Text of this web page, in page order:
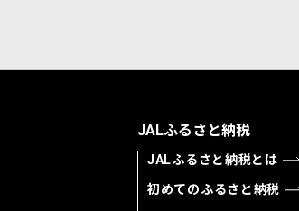
JALふるさと納税
JALふるさと納税とは
初めてのふるさと納税